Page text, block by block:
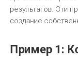
результатов. Эти
создание
Пример 1: